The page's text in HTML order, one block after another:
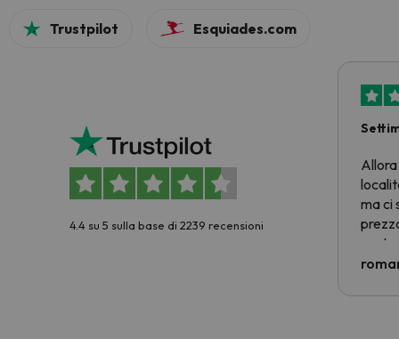
Trustpilot Esquiades.com
4.4 su 5 sulla base di 2239 recensioni
Allora
ma ci